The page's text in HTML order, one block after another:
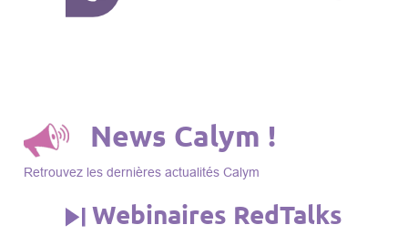
News Calym !
Retrouvez les dernières actualités Calym
Webinaires RedTalks